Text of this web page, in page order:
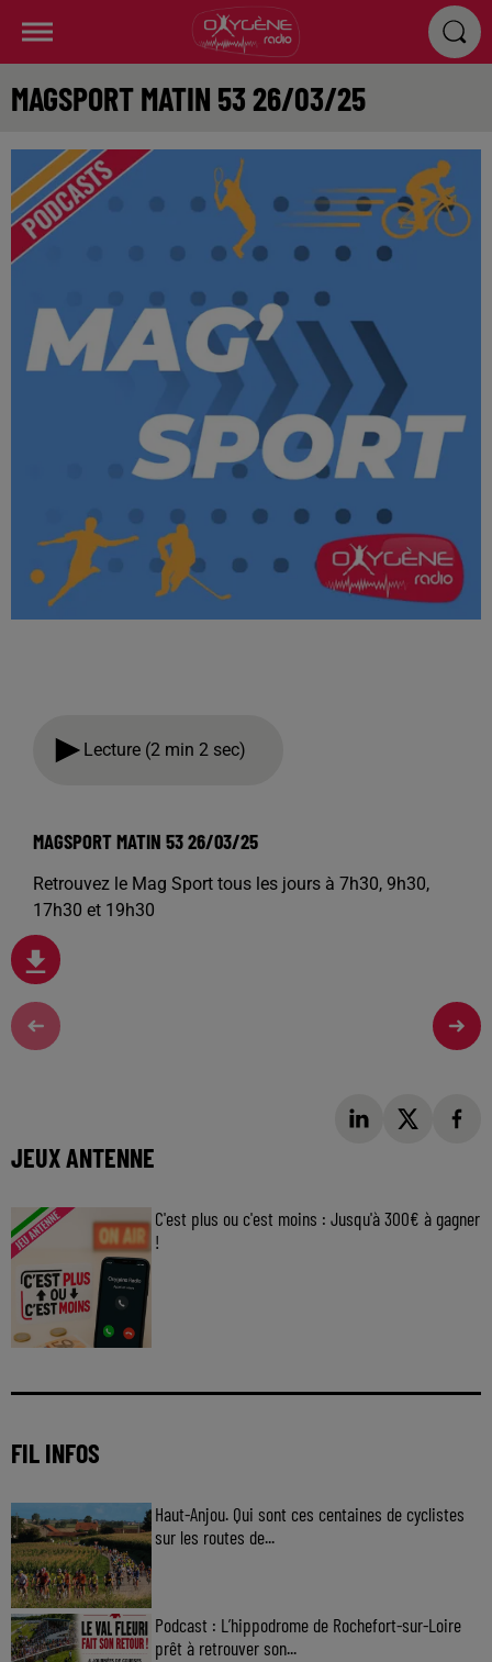
MAGSPORT MATIN 53 26/03/25
Lecture (2 min 2 sec)
MAGSPORT MATIN 53 26/03/25
Retrouvez le Mag Sport tous les jours à 7h30, 9h30,
17h30 et 19h30
JEUX ANTENNE
C'est plus ou c'est moins : Jusqu'à 300€ à gagner
!
FIL INFOS
Haut-Anjou. Qui sont ces centaines de cyclistes
sur les routes de...
Podcast : L’hippodrome de Rochefort-sur-Loire
prêt à retrouver son...